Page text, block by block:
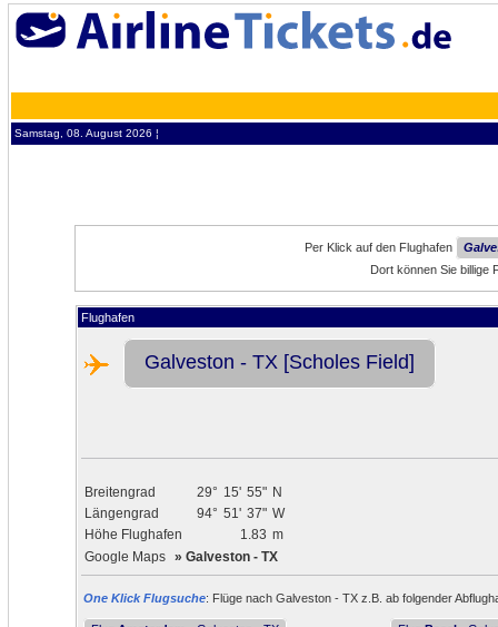
Samstag, 08. August 2026 ¦
Per Klick auf den Flughafen
Dort können Sie billige
Flughafen
Galveston - TX [Scholes Field]
Breitengrad 29° 15' 55" N
Längengrad
94° 51' 37" W
Höhe Flughafen
1.83 m
Google Maps » Galveston - TX
One Klick Flugsuche: Flüge nach Galveston - TX z.B. ab folgender